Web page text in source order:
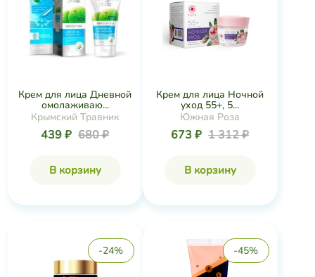
Крем для лица Дневной
омолаживаю...
Крымский Травник
439 ₽ 680 ₽
В корзину
Крем для лица Ночной
уход 55+, 5...
Южная Роза
673 ₽ 1 312 ₽
В корзину
-24% -45%